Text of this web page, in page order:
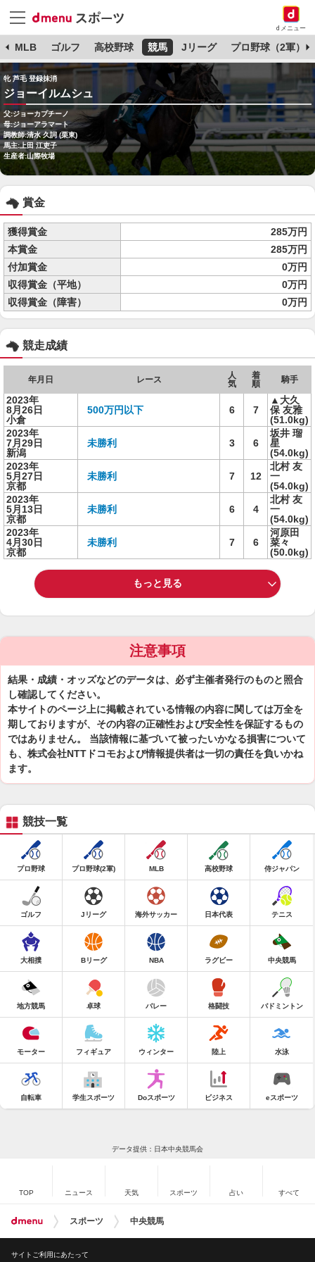
dメニュー
MLB ゴルフ 高校野球 競馬 Jリーグ プロ野球（2軍）
牝 芦毛 登録抹消
ジョーイルムシュ
父:ジョーカプチーノ
母:ジョーアラマート
調教師:清水 久詞 (栗東)
馬主:上田 江吏子
生産者:山際牧場
賞金
獲得賞金
285万円
本賞金
285万円
付加賞金
0万円
収得賞金（平地）
0万円
収得賞金（障害）
0万円
競走成績
年月日 レース
人
気
着
順
騎手
2023年
8月26日
小倉
500万円以下 6 7
▲大久
保 友雅
(51.0kg)
2023年
7月29日
新潟
未勝利 3 6
坂井 瑠
星
(54.0kg)
2023年
5月27日
京都
未勝利 7 12
北村 友
一
(54.0kg)
2023年
5月13日
京都
未勝利 6 4
北村 友
一
(54.0kg)
2023年
4月30日
京都
未勝利 7 6
河原田
菜々
(50.0kg)
もっと見る
注意事項
結果・成績・オッズなどのデータは、必ず主催者発行のものと照合
し確認してください。
本サイトのページ上に掲載されている情報の内容に関しては万全を
期しておりますが、その内容の正確性および安全性を保証するもの
ではありません。 当該情報に基づいて被ったいかなる損害について
も、株式会社NTTドコモおよび情報提供者は一切の責任を負いかね
ます。
競技一覧
プロ野球 プロ野球(2軍) MLB 高校野球 侍ジャパン
ゴルフ Jリーグ 海外サッカー 日本代表 テニス
大相撲 Bリーグ NBA ラグビー 中央競馬
地方競馬 卓球 バレー 格闘技 バドミントン
モーター フィギュア ウィンター 陸上 水泳
自転車 学生スポーツ Doスポーツ ビジネス eスポーツ
データ提供：日本中央競馬会
TOP ニュース 天気 スポーツ 占い すべて
スポーツ 中央競馬
サイトご利用にあたって